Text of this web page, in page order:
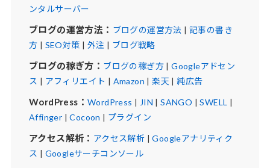
ンタルサーバー
ブログの運営方法： ブログの運営方法 | 記事の書き
方 | SEO対策 | 外注 | ブログ戦略
ブログの稼ぎ方： ブログの稼ぎ方|Googleアドセン
ス | アフィリエイト | Amazon |楽天 |純広告
WordPress： WordPress | JIN |SANGO |SWELL |
Affinger |Cocoon | プラグイン
アクセス解析： アクセス解析 |Googleアナリティク
ス | Googleサーチコンソール